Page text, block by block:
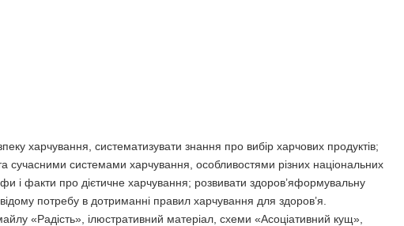
харчування, систематизувати знання про вибір харчових продуктів;
сучасними системами харчування, особливостями різних національних
і факти про дієтичне харчування; розвивати здоров’яформувальну
потребу в дотриманні правил харчування для здоров’я.
«Радість», ілюстративний матеріал, схеми «Асоціативний кущ»,